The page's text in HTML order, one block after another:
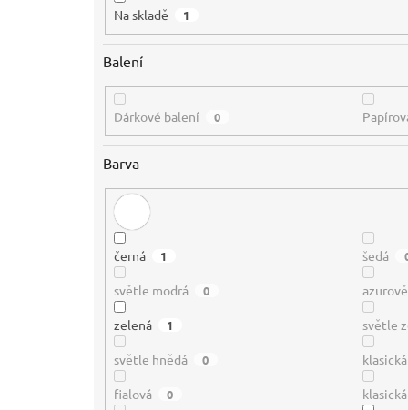
Na skladě 1
Balení
Dárkové balení 0
Barva
černá 1 šedá
světle modrá 0
zelená 1 světle
světle hnědá 0
fialová 0